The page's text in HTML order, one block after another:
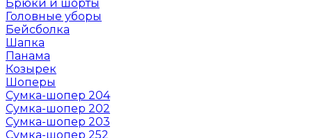
Брюки и шорты
Головные уборы
Бейсболка
Шапка
Панама
Козырек
Шоперы
Сумка-шопер 204
Сумка-шопер 202
Сумка-шопер 203
Сумка-шопер 252